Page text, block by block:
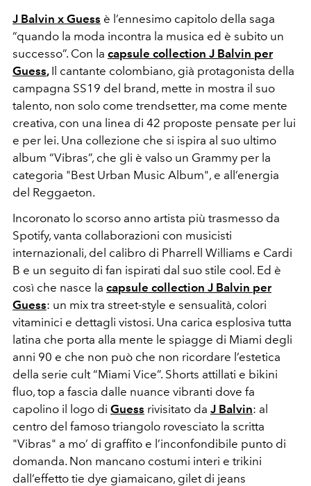
J Balvin x Guess è l’ennesimo capitolo della saga
“quando la moda incontra la musica ed è subito un
successo”. Con la capsule collection J Balvin per
Guess, Il cantante colombiano, già protagonista della
campagna SS19 del brand, mette in mostra il suo
talento, non solo come trendsetter, ma come mente
creativa, con una linea di 42 proposte pensate per lui
e per lei. Una collezione che si ispira al suo ultimo
album “Vibras”, che gli è valso un Grammy per la
categoria "Best Urban Music Album", e all’energia
del Reggaeton.
Incoronato lo scorso anno artista più trasmesso da
Spotify, vanta collaborazioni con musicisti
internazionali, del calibro di Pharrell Williams e Cardi
B e un seguito di fan ispirati dal suo stile cool. Ed è
così che nasce la capsule collection J Balvin per
Guess: un mix tra street-style e sensualità, colori
vitaminici e dettagli vistosi. Una carica esplosiva tutta
latina che porta alla mente le spiagge di Miami degli
anni 90 e che non può che non ricordare l’estetica
della serie cult “Miami Vice”. Shorts attillati e bikini
fluo, top a fascia dalle nuance vibranti dove fa
capolino il logo di Guess rivisitato da J Balvin: al
centro del famoso triangolo rovesciato la scritta
"Vibras" a mo’ di graffito e l’inconfondibile punto di
domanda. Non mancano costumi interi e trikini
dall’effetto tie dye giamaicano, gilet di jeans